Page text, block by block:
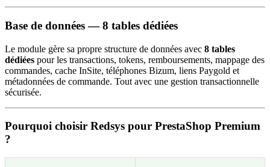
Base de données — 8 tables dédiées
Le module gère sa propre structure de données avec 8 tables
dédiées pour les transactions, tokens, remboursements, mappage des
commandes, cache InSite, téléphones Bizum, liens Paygold et
métadonnées de commande. Tout avec une gestion transactionnelle
sécurisée.
Pourquoi choisir Redsys pour PrestaShop Premium
?